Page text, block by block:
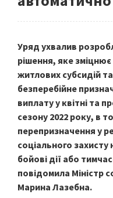
Уряд ухвалив
рішення, яке
житлових субсидій та
безперебійне
виплату у квітні та
сезону 2022 року, в
перепризначення у
соціального
бойові дії або
повідомила Міністр
Марина Лазебна.